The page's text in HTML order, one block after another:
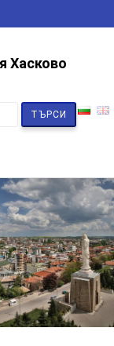
Хасково
ТЪРСИ